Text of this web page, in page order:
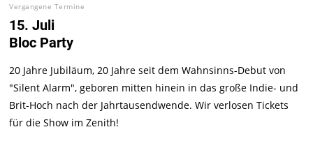
Vergangene Termine
15. Juli
Bloc Party
20 Jahre Jubiläum, 20 Jahre seit dem Wahnsinns-Debut von
"Silent Alarm", geboren mitten hinein in das große Indie- und
Brit-Hoch nach der Jahrtausendwende. Wir verlosen Tickets
für die Show im Zenith!